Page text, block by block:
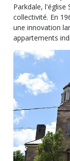
Parkdale, l'église
collectivité. En
une innovation
appartements